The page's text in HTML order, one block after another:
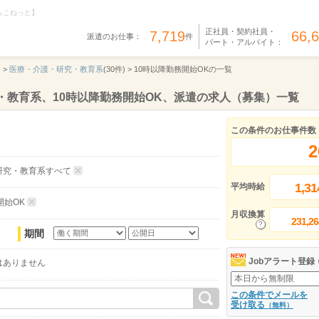
ねっと】
派遣のお仕事： 7,719件
正社員・契約社員・
パート・アルバイト：
> 医療・介護・研究・教育系(30件) > 10時以降勤務開始OKの一覧
教育系、10時以降勤務開始OK、派遣の求人（募集）一覧
・教育系すべて
始OK
期間
ありません
この条件のお仕事件数
平均時給
月収換算
Jobアラート登録
この条件でメールを
受け取る （無料）